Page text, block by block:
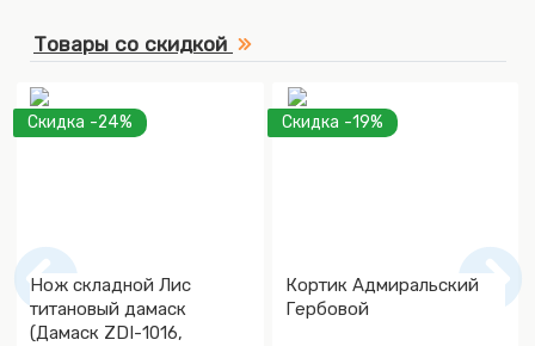
Товары со скидкой
Скидка -24%
Нож складной Лис
титановый дамаск
(Дамаск ZDI-1016,
Скидка -19%
Кортик Адмиральский
Гербовой